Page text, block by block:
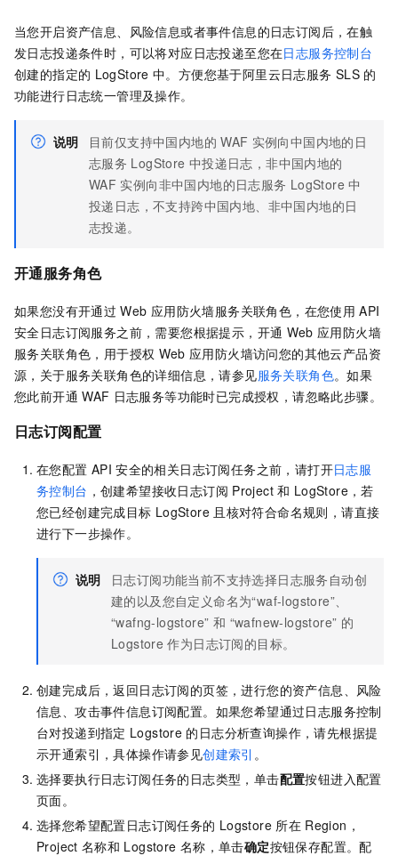
当您开启资产信息、风险信息或者事件信息的日志订阅后，在触
发日志投递条件时，可以将对应日志投递至您在日志服务控制台
创建的指定的 LogStore 中。方便您基于阿里云日志服务 SLS 的
功能进行日志统一管理及操作。
说明 目前仅支持中国内地的 WAF 实例向中国内地的日
志服务 LogStore 中投递日志，非中国内地的
WAF 实例向非中国内地的日志服务 LogStore 中
投递日志，不支持跨中国内地、非中国内地的日
志投递。
开通服务角色
如果您没有开通过 Web 应用防火墙服务关联角色，在您使用 API
安全日志订阅服务之前，需要您根据提示，开通 Web 应用防火墙
服务关联角色，用于授权 Web 应用防火墙访问您的其他云产品资
源，关于服务关联角色的详细信息，请参见服务关联角色。如果
您此前开通 WAF 日志服务等功能时已完成授权，请忽略此步骤。
日志订阅配置
在您配置 API 安全的相关日志订阅任务之前，请打开日志服
务控制台 ，创建希望接收日志订阅 Project 和 LogStore，若
您已经创建完成目标 LogStore 且核对符合命名规则，请直接
进行下一步操作。
说明
日志订阅功能当前不支持选择日志服务自动创
建的以及您自定义命名为“waf-logstore”、
“wafng-logstore” 和 “wafnew-logstore” 的
Logstore 作为日志订阅的目标。
创建完成后，返回日志订阅的页签，进行您的资产信息、风险
信息、攻击事件信息订阅配置。如果您希望通过日志服务控制
台对投递到指定 Logstore 的日志分析查询操作，请先根据提
示开通索引，具体操作请参见创建索引 。
选择要执行日志订阅任务的日志类型，单击配置按钮进入配置
页面。
选择您希望配置日志订阅任务的 Logstore 所在 Region，
Project 名称和 Logstore 名称，单击确定按钮保存配置。配